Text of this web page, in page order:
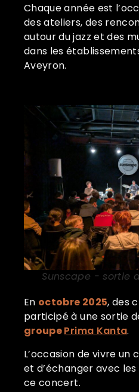
Chaque année est
des ateliers, des
autour du jazz et des
dans les
Aveyron.
Sunscape - sortie
En octobre 2025, des
participé à une sortie
groupePrima Kanta.
L’occasion de vivre un
et d’échanger avec les
ce concert.